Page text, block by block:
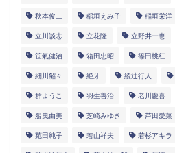
秋本俊二 稲垣えみ子 稲垣栄洋
立川談志 立花隆 立野井一恵
笹氣健治 箱田忠昭 篠田桃紅
細川貂々 絶牙 綾辻行人
群ようこ 羽生善治 老川慶喜
船曳由美 芝崎みゆき 芦田愛菜
苑田純子 若山祥夫 若杉アキラ